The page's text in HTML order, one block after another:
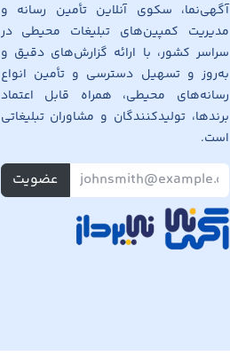
آگهی‌نما، سکوی آنلاین تأمین رسانه و
مدیریت کمپین‌های تبلیغات محیطی در
سراسر کشور، با ارائه گزارش‌های دقیق و
به‌روز و تسهیل دسترسی و تأمین انواع
رسانه‌های محیطی، همراه قابل اعتماد
برندها، تولیدکنندگان و مشاوران تبلیغاتی
است.
عضویت